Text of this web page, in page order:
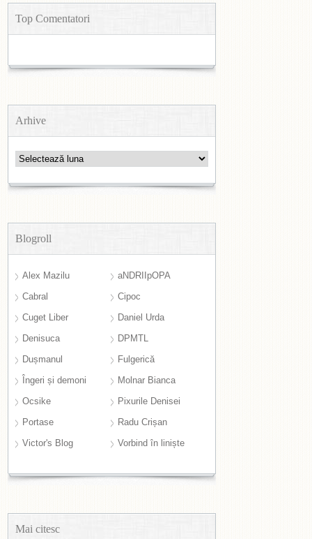
Top Comentatori
Arhive
Arhive
Blogroll
Alex Mazilu
aNDRIIpOPA
Cabral
Cipoc
Cuget Liber
Daniel Urda
Denisuca
DPMTL
Dușmanul
Fulgerică
Îngeri și demoni
Molnar Bianca
Ocsike
Pixurile Denisei
Portase
Radu Crișan
Victor's Blog
Vorbind în liniște
Mai citesc